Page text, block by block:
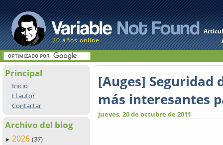
20 años online
Principal
Inicio
El autor
Contactar
Archivo del blog
► 2026 (37)
[Auges] Seguridad
más interesantes
jueves, 20 de octubre de 2011